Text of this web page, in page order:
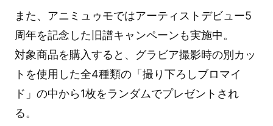
また、アニミュゥモではアーティストデビュー5
周年を記念した旧譜キャンペーンも実施中。
対象商品を購入すると、グラビア撮影時の別カッ
トを使用した全4種類の「撮り下ろしブロマイ
ド」の中から1枚をランダムでプレゼントされ
る。